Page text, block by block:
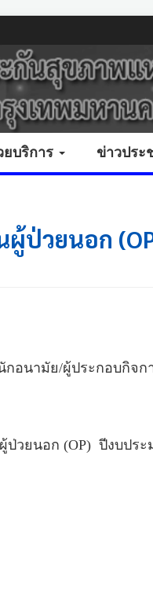
บริการ ข่าวประ
ป่วยนอก
กอนามัย/ผู้ประกอบกิจก
นอก (OP)  ปีงบประ